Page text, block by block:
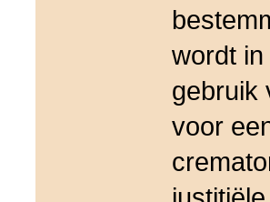
wordt
gebruik
voor